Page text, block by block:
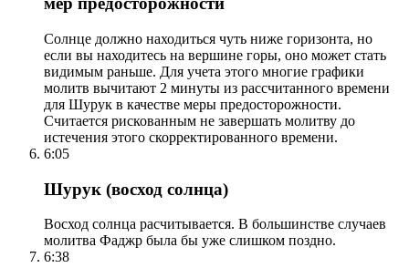
Солнце должно находиться чуть ниже горизонта, но
если вы находитесь на вершине горы, оно может стать
видимым раньше. Для учета этого многие графики
молитв вычитают 2 минуты из рассчитанного времени
для Шурук в качестве меры предосторожности.
Считается рискованным не завершать молитву до
истечения этого скорректированного времени.
6:05
Шурук (восход солнца)
Восход солнца расчитывается. В большинстве случаев
молитва Фаджр была бы уже слишком поздно.
6:38